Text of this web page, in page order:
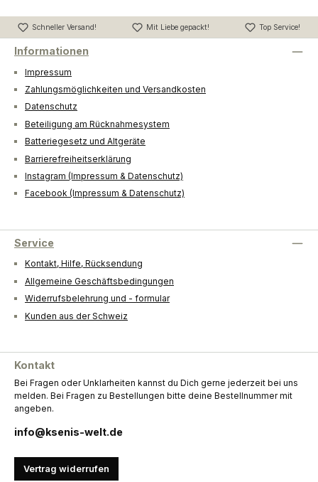
Schneller Versand! Mit Liebe gepackt! Top Service!
Informationen
Impressum
Zahlungsmöglichkeiten und Versandkosten
Datenschutz
Beteiligung am Rücknahmesystem
Batteriegesetz und Altgeräte
Barrierefreiheitserklärung
Instagram (Impressum & Datenschutz)
Facebook (Impressum & Datenschutz)
Service
Kontakt, Hilfe, Rücksendung
Allgemeine Geschäftsbedingungen
Widerrufsbelehrung und - formular
Kunden aus der Schweiz
Kontakt
Bei Fragen oder Unklarheiten kannst du Dich gerne jederzeit bei uns
melden. Bei Fragen zu Bestellungen bitte deine Bestellnummer mit
angeben.
info@ksenis-welt.de
Vertrag widerrufen